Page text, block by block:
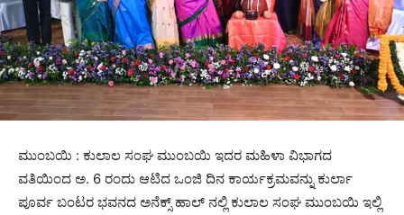
ಮುಂಬಯಿ : ಕುಲಾಲ ಸಂಘ ಮುಂಬಯಿ ಇದರ ಮಹಿಳಾ ವಿಭಾಗದ
ವತಿಯಿಂದ ಅ. 6 ರಂದು ಆಟಿದ ಒಂಜಿ ದಿನ ಕಾರ್ಯಕ್ರಮವನ್ನು ಕುರ್ಲಾ
ಪೂರ್ವ ಬಂಟರ ಭವನದ ಅನೆಕ್ಸ್ ಹಾಲ್ ನಲ್ಲಿ ಕುಲಾಲ ಸಂಘ ಮುಂಬಯಿ ಇಲ್ಲಿ